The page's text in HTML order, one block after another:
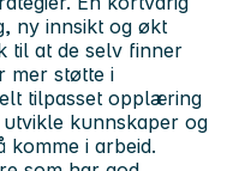
ny innsikt og økt
til at de selv finner
mer støtte i
tilpasset opplæring
kunnskaper og
komme i arbeid.